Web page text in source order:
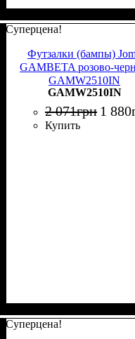
Суперцена!
Футзалки (бампы)
GAMBETA розово-
GAMW2510IN
GAMW2510IN
2 071грн 1 880
Купить
Суперцена!